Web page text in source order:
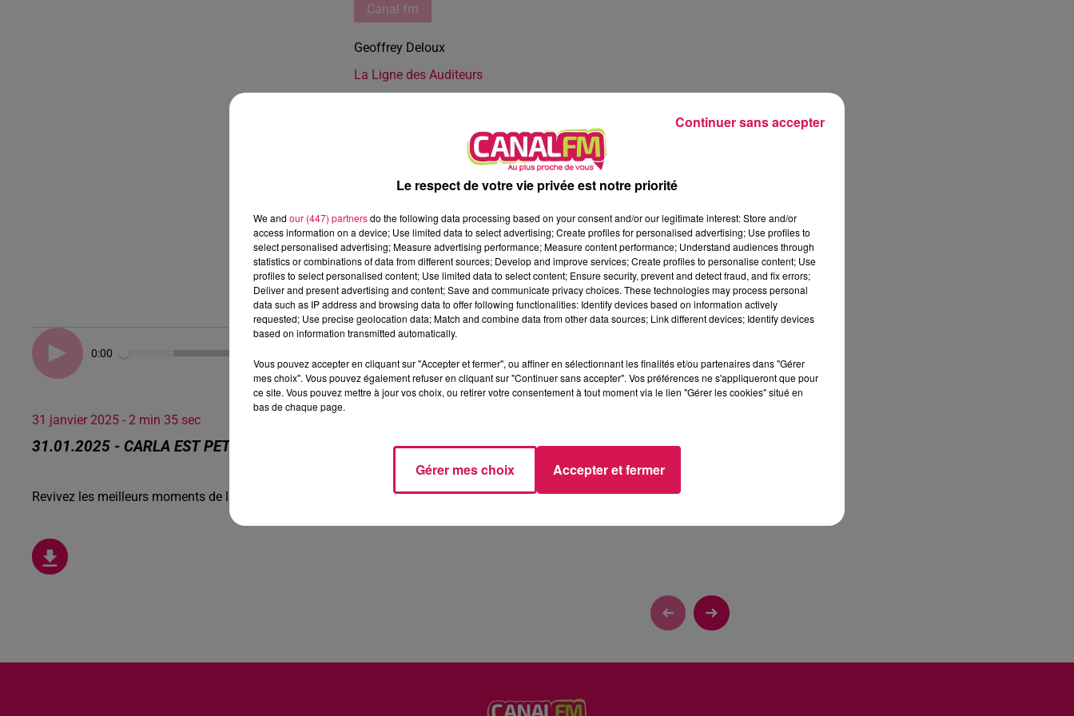
Canal fm
Geoffrey Deloux
La Ligne des Auditeurs
0:00
31 janvier 2025 - 2 min 35 sec
31.01.2025 - CARLA EST PETSITTER, RENCONTRE
Revivez les meilleurs moments de la Ligne des Auditeurs
Le respect de votre vie privée est notre priorité
We and our (447) partnersdo the following data processing based on your consent and/or our legitimate interest: Store and/or
access information on a device; Use limited data to select advertising; Create profiles for personalised advertising; Use profiles to
select personalised advertising; Measure advertising performance; Measure content performance; Understand audiences through
statistics or combinations of data from different sources; Develop and improve services; Create profiles to personalise content; Use
profiles to select personalised content; Use limited data to select content; Ensure security, prevent and detect fraud, and fix errors;
Deliver and present advertising and content; Save and communicate privacy choices. These technologies may process personal
data such as IP address and browsing data to offer following functionalities: Identify devices based on information actively
requested; Use precise geolocation data; Match and combine data from other data sources; Link different devices; Identify devices
based on information transmitted automatically.
Vous pouvez accepter en cliquant sur "Accepter et fermer", ou affiner en sélectionnant les finalités et/ou partenaires dans "Gérer
mes choix". Vous pouvez également refuser en cliquant sur "Continuer sans accepter". Vos préférences ne s'appliqueront que pour
ce site. Vous pouvez mettre à jour vos choix, ou retirer votre consentement à tout moment via le lien "Gérer les cookies" situé en
bas de chaque page.
Gérer mes choix Accepter et fermer
Continuer sans accepter